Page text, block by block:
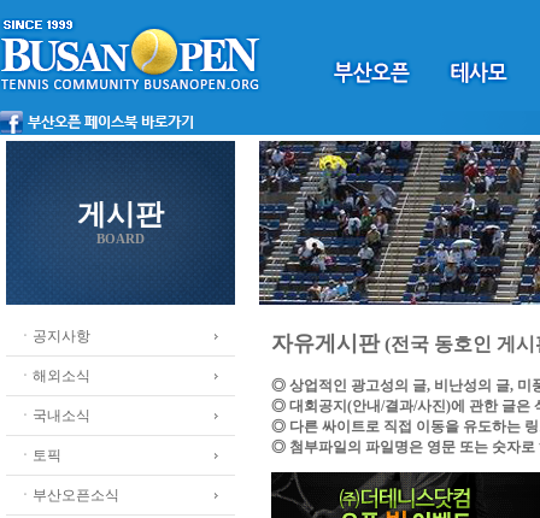
게시판
BOARD
ㆍ공지사항
ㆍ해외소식
ㆍ국내소식
ㆍ토픽
ㆍ부산오픈소식
자유게시판(전국 동호인 게시
◎ 상업적인 광고성의 글, 비난성의 글, 미
◎ 대회공지(안내/결과/사진)에 관한 글은
◎ 다른 싸이트로 직접 이동을 유도하는
◎ 첨부파일의 파일명은 영문 또는 숫자로